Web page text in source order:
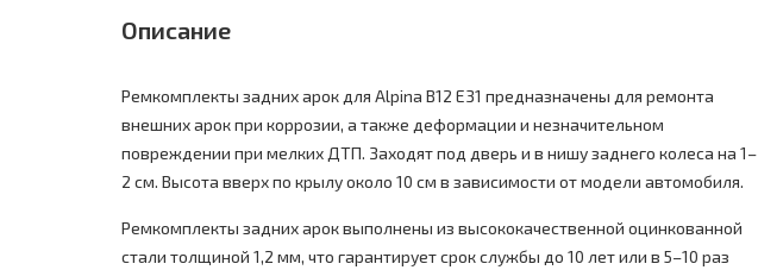
Описание
Ремкомплекты задних арок для Alpina B12 E31 предназначены для ремонта
внешних арок при коррозии, а также деформации и незначительном
повреждении при мелких ДТП. Заходят под дверь и в нишу заднего колеса на 1–
2 см. Высота вверх по крылу около 10 см в зависимости от модели автомобиля.
Ремкомплекты задних арок выполнены из высококачественной оцинкованной
стали толщиной 1,2 мм, что гарантирует срок службы до 10 лет или в 5–10 раз